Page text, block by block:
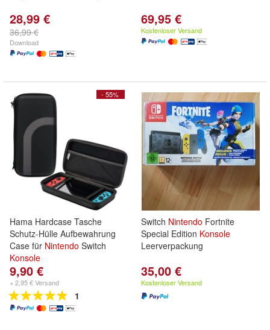
28,99 €
36,99 €
Download
69,95 €
Kostenloser Versand
- 55%
Hama Hardcase Tasche
Schutz-Hülle Aufbewahrung
Case für Nintendo Switch
Konsole
9,90 €
+ 2,95 € Versand
1
Switch Nintendo Fortnite
Special Edition Konsole
Leerverpackung
35,00 €
Kostenloser Versand